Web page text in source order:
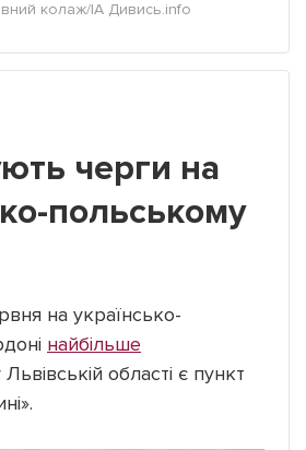
колаж/ІА Дивись.info
черги на
польському
на українсько-
найбільше
Львівській області є пункт